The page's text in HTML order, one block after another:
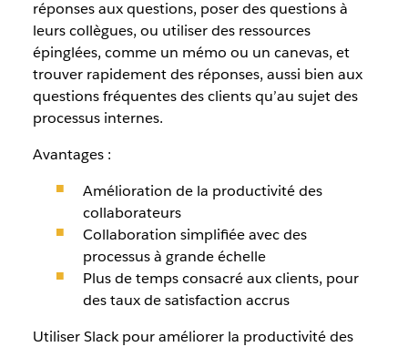
réponses aux questions, poser des questions à
leurs collègues, ou utiliser des ressources
épinglées, comme un mémo ou un canevas, et
trouver rapidement des réponses, aussi bien aux
questions fréquentes des clients qu’au sujet des
processus internes.
Avantages :
Amélioration de la productivité des
collaborateurs
Collaboration simplifiée avec des
processus à grande échelle
Plus de temps consacré aux clients, pour
des taux de satisfaction accrus
Utiliser Slack pour améliorer la productivité des